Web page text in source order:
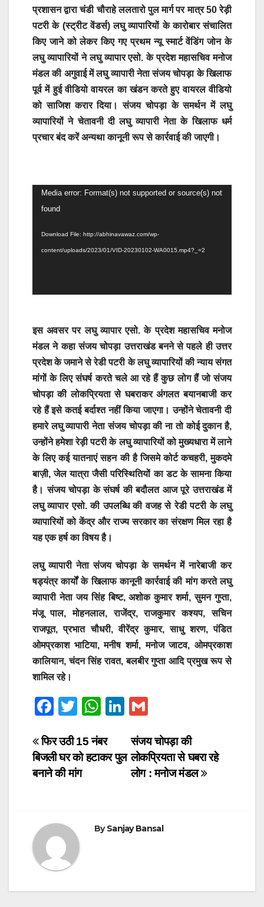
प्रशासन द्वारा चंडी चौराहे ललतारो पुल मार्ग पर मात्र 50 रेड़ी
पटरी के (स्ट्रीट वेंडर्स) लघु व्यापारियों के कारोबार संचालित
किए जाने को लेकर किए गए प्रथम न्यू स्मार्ट वेंडिंग जोन के
लघु व्यापारियों ने लघु व्यापार एसो. के प्रदेश महासचिव मनोज
मंडल की अगुवाई में लघु व्यापारी नेता संजय चोपड़ा के खिलाफ
पूर्व में हुई वीडियो वायरल का खंडन करते हुए वायरल वीडियो
को साजिश करार दिया। संजय चोपड़ा के समर्थन में लघु
व्यापारियों ने चेतावनी दी लघु व्यापारी नेता के खिलाफ धर्म
प्रचार बंद करें अन्यथा कानूनी रूप से कार्रवाई की जाएगी।
Video
Player
Media error: Format(s) not supported or source(s) not
found
Download File: http://abhinavawaz.com/wp-
content/uploads/2023/01/VID-20230102-WA0015.mp4?_=2
इस अवसर पर लघु व्यापार एसो. के प्रदेश महासचिव मनोज
मंडल ने कहा संजय चोपड़ा उत्तराखंड बनने से पहले ही उत्तर
प्रदेश के जमाने से रेडी पटरी के लघु व्यापारियों की न्याय संगत
मांगों के लिए संघर्ष करते चले आ रहे हैं कुछ लोग हैं जो संजय
चोपड़ा की लोकप्रियता से घबराकर अंगलत बयानबाजी कर
रहे हैं इसे कतई बर्दाश्त नहीं किया जाएगा। उन्होंने चेतावनी दी
हमारे लघु व्यापारी नेता संजय चोपड़ा की ना तो कोई दुकान है,
उन्होंने हमेशा रेड़ी पटरी के लघु व्यापारियों को मुख्यधारा में लाने
के लिए कई यातनाएं सहन की है जिसमे कोर्ट कचहरी, मुकदमे
बाज़ी, जेल यात्रा जैसी परिस्थितियों का डट के सामना किया
है। संजय चोपड़ा के संघर्ष की बदौलत आज पूरे उत्तराखंड में
लघु व्यापार एसो. की उपलब्धि की वजह से रेडी पटरी के लघु
व्यापारियों को केंद्र और राज्य सरकार का संरक्षण मिल रहा है
यह एक हर्ष का विषय है।
लघु व्यापारी नेता संजय चोपड़ा के समर्थन में नारेबाजी कर
षड्यंत्र कार्यों के खिलाफ कानूनी कार्रवाई की मांग करते लघु
व्यापारी नेता जय सिंह बिष्ट, अशोक कुमार शर्मा, सुमन गुप्ता,
मंजू पाल, मोहनलाल, राजेंद्र, राजकुमार कश्यप, सचिन
राजपूत, प्रभात चौधरी, वीरेंद्र कुमार, साधु शरण, पंडित
ओमप्रकाश भाटिया, मनीष शर्मा, मनोज जाटव, ओमप्रकाश
कालियान, चंदन सिंह रावत, बलबीर गुप्ता आदि प्रमुख रूप से
शामिल रहे।
F
c
e
b
o
k
T
tt
er
W
at
s
Li
k
e
dI
ail
Post
navigation
संजय चोपड़ा की
लोकप्रियता से घबरा रहे
लोग : मनोज मंडल
फिर उठी 15 नंबर
बिजली घर को हटाकर पुल
बनाने की मांग
BySanjay Bansal